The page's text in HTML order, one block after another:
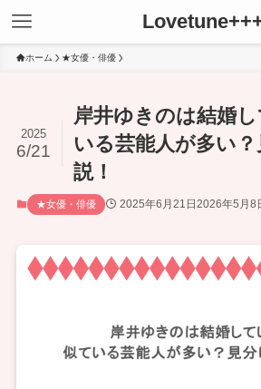
ホーム ★女優・俳優
岸井ゆきのは結婚
いる芸能人が多い
説！
2025
6/21
★女優・俳優 2025年6月21日 2026年5月8